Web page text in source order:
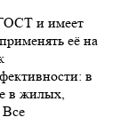
и имеет
её на
в
в жилых,